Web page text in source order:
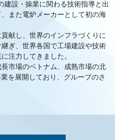
設・操業に関わる技術指導と出
また電炉メーカーとして初の海
献し、世界のインフラづくりに
ぎ、世界各国で工場建設や技術
注力してきました。
市場のベトナム、成熟市場の北
を展開しており、グループのさ